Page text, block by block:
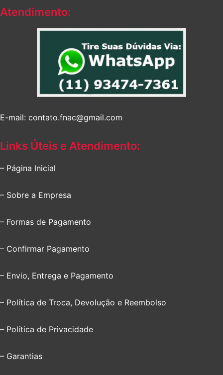
Atendimento:
E-mail: contato.fnac@gmail.com
Links Úteis e Atendimento:
– Página Inicial
– Sobre a Empresa
– Formas de Pagamento
– Confirmar Pagamento
– Envio, Entrega e Pagamento
– Política de Troca, Devolução e Reembolso
– Política de Privacidade
– Garantias